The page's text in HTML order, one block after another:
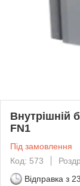
Внутрішній
FN1
Під замовлення
Код: 573
Відправка з